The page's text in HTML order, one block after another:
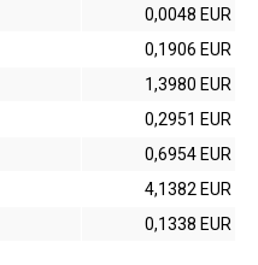
0,0048 EUR
0,1906 EUR
1,3980 EUR
0,2951 EUR
0,6954 EUR
4,1382 EUR
0,1338 EUR